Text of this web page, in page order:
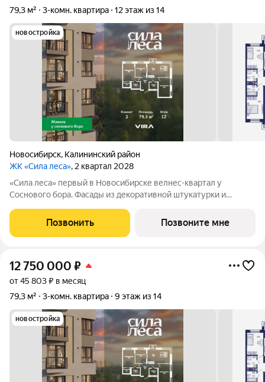
79,3 м²
3-комн. квартира 12 этаж из 14
новостройка
Новосибирск, Калининский район
ЖК «Сила леса», 2 квартал 2028
«Сила леса» первый в Новосибирске велнес-квартал у
Соснового бора. Фасады из декоративной штукатурки и
архитектуру с природой. Панорамное остекление и богатая
инфраструктура создают новый стандарт
Позвонить Позвоните мне
12 750 000 ₽
от 45 803 ₽ в месяц
79,3 м²
3-комн. квартира 9 этаж из 14
новостройка